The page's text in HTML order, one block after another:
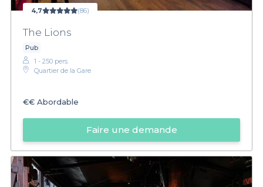
4,7 (86)
The Lions
Pub
1 - 250 pers.
Quartier de la Gare
€€ Abordable
Faire une demande